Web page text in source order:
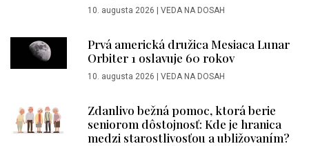
10. augusta 2026 | VEDA NA DOSAH
Prvá americká družica Mesiaca Lunar
Orbiter 1 oslavuje 60 rokov
10. augusta 2026 | VEDA NA DOSAH
Zdanlivo bežná pomoc, ktorá berie
seniorom dôstojnosť: Kde je hranica
medzi starostlivosťou a ubližovaním?